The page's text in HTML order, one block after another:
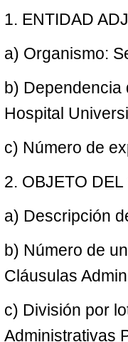
1. ENTIDAD
a) Organismo:
b) Dependencia
Hospital
c) Número de
2. OBJETO
a) Descripción
b) Número de
Cláusulas
c) División por
Administrativas